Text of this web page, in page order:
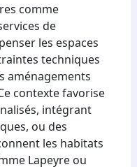
comme
de
les espaces
techniques
aménagements
contexte favorise
intégrant
ou des
les habitats
Lapeyre ou